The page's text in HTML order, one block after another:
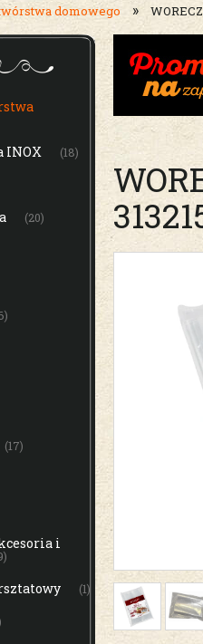
domowego »
INOX (18)
(20)
(17)
i
(1)